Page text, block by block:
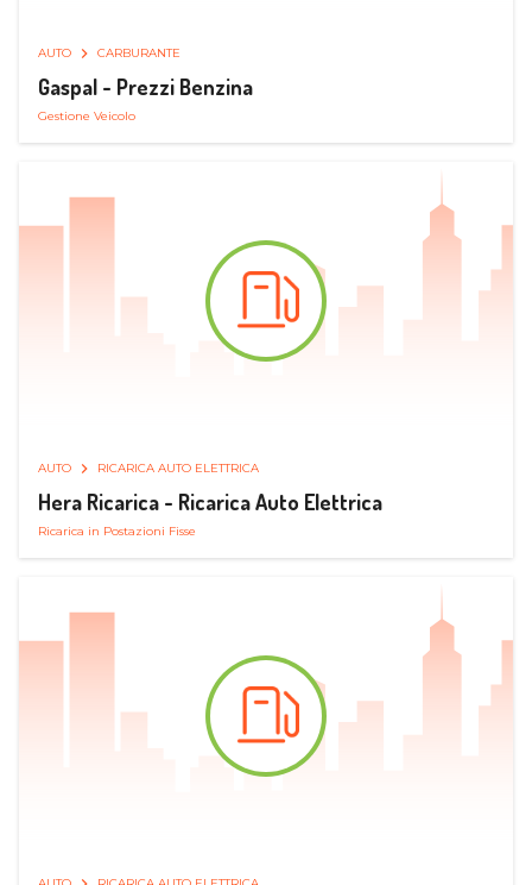
AUTO CARBURANTE
Gaspal - Prezzi Benzina
Gestione Veicolo
AUTO RICARICA AUTO ELETTRICA
Hera Ricarica - Ricarica Auto Elettrica
Ricarica in Postazioni Fisse